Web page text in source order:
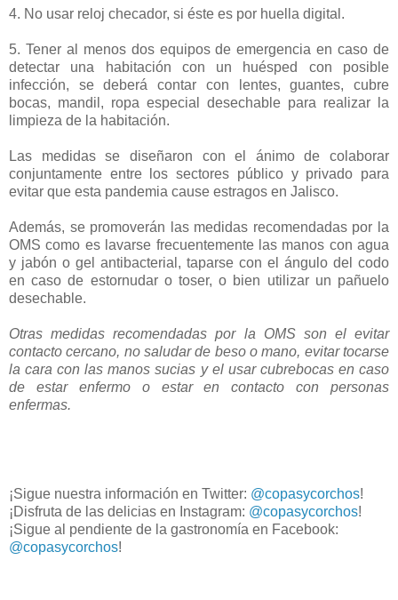
4. No usar reloj checador, si éste es por huella digital.
5. Tener al menos dos equipos de emergencia en caso de
detectar una habitación con un huésped con posible
infección, se deberá contar con lentes, guantes, cubre
bocas, mandil, ropa especial desechable para realizar la
limpieza de la habitación.
Las medidas se diseñaron con el ánimo de colaborar
conjuntamente entre los sectores público y privado para
evitar que esta pandemia cause estragos en Jalisco.
Además, se promoverán las medidas recomendadas por la
OMS como es lavarse frecuentemente las manos con agua
y jabón o gel antibacterial, taparse con el ángulo del codo
en caso de estornudar o toser, o bien utilizar un pañuelo
desechable.
Otras medidas recomendadas por la OMS son el evitar
contacto cercano, no saludar de beso o mano, evitar tocarse
la cara con las manos sucias y el usar cubrebocas en caso
de estar enfermo o estar en contacto con personas
enfermas.
¡Sigue nuestra información en Twitter: @copasycorchos!
¡Disfruta de las delicias en Instagram: @copasycorchos!
¡Sigue al pendiente de la gastronomía en Facebook:
@copasycorchos!